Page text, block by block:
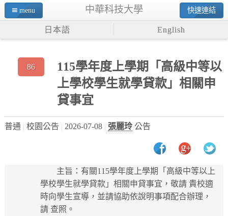
menu 中華科技大學 快速連結
日本語 English
86
115學年度上學期「高級中等以
上學校學生就學貸款」相關申
貸事宜
普通 校園公告 2026-07-08 張麗玲公告
主旨：有關115學年度上學期「高級中等以上
學校學生就學貸款」相關申貸事宜，敬請 貴校適
時向學生宣導，並請協助依說明事項配合辦理，
請 查照。